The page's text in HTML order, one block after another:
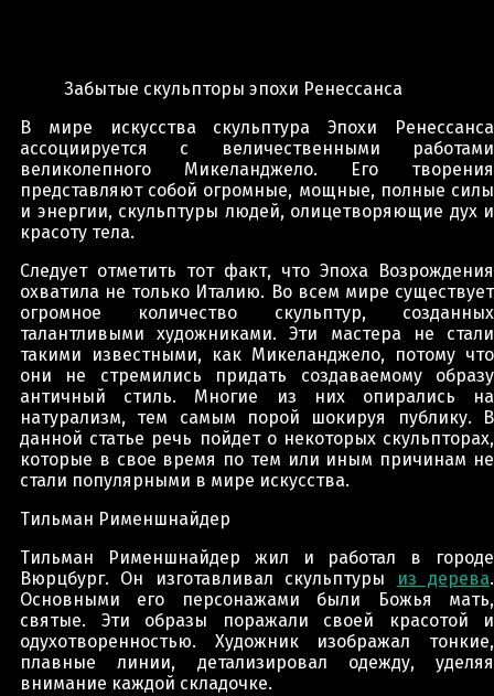
Забытые скульпторы эпохи Ренессанса
В мире искусства скульптура Эпохи Ренессанса
ассоциируется с величественными работами
великолепного Микеланджело. Его творения
представляют собой огромные, мощные, полные силы
и энергии, скульптуры людей, олицетворяющие дух и
красоту тела.
Следует отметить тот факт, что Эпоха Возрождения
охватила не только Италию. Во всем мире существует
огромное количество скульптур, созданных
талантливыми художниками. Эти мастера не стали
такими известными, как Микеланджело, потому что
они не стремились придать создаваемому образу
античный стиль. Многие из них опирались на
натурализм, тем самым порой шокируя публику. В
данной статье речь пойдет о некоторых скульпторах,
которые в свое время по тем или иным причинам не
стали популярными в мире искусства.
Тильман Рименшнайдер
Тильман Рименшнайдер жил и работал в городе
Вюрцбург. Он изготавливал скульптуры
из дерева.
Основными его персонажами были Божья мать,
святые. Эти образы поражали своей красотой и
одухотворенностью. Художник изображал тонкие,
плавные линии, детализировал одежду, уделяя
внимание каждой складочке.